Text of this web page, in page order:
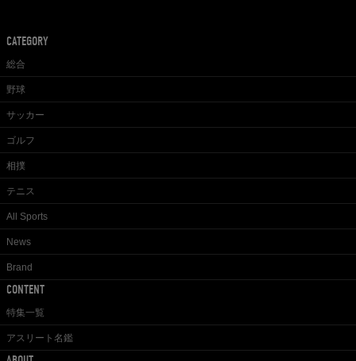
CATEGORY
総合
野球
サッカー
ゴルフ
相撲
テニス
All Sports
News
Brand
CONTENT
特集一覧
アスリート名鑑